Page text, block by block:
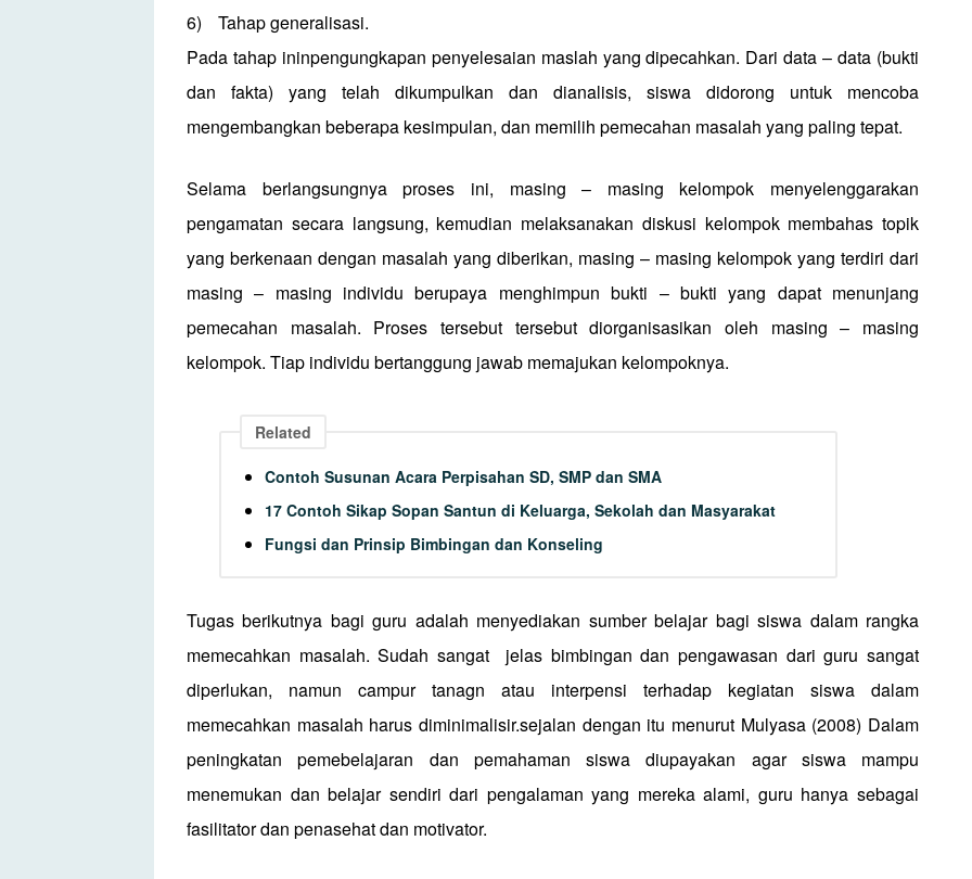
6)
Tahap generalisasi.
Pada tahap ininpengungkapan penyelesaian maslah yang dipecahkan. Dari data – data (bukti
dan fakta) yang telah dikumpulkan dan dianalisis, siswa didorong untuk mencoba
mengembangkan beberapa kesimpulan, dan memilih pemecahan masalah yang paling tepat.
Selama berlangsungnya proses ini, masing – masing kelompok menyelenggarakan
pengamatan secara langsung, kemudian melaksanakan diskusi kelompok membahas topik
yang berkenaan dengan masalah yang diberikan, masing – masing kelompok yang terdiri dari
masing – masing individu berupaya menghimpun bukti – bukti yang dapat menunjang
pemecahan masalah. Proses tersebut tersebut diorganisasikan oleh masing – masing
kelompok. Tiap individu bertanggung jawab memajukan kelompoknya.
Related
Contoh Susunan Acara Perpisahan SD, SMP dan SMA
17 Contoh Sikap Sopan Santun di Keluarga, Sekolah dan Masyarakat
Fungsi dan Prinsip Bimbingan dan Konseling
Tugas berikutnya bagi guru adalah menyediakan sumber belajar bagi siswa dalam rangka
memecahkan masalah. Sudah sangat
jelas bimbingan dan pengawasan dari guru sangat
diperlukan, namun campur tanagn atau interpensi terhadap kegiatan siswa dalam
memecahkan masalah harus diminimalisir.sejalan dengan itu menurut Mulyasa (2008) Dalam
peningkatan pemebelajaran dan pemahaman siswa diupayakan agar siswa mampu
menemukan dan belajar sendiri dari pengalaman yang mereka alami, guru hanya sebagai
fasilitator dan penasehat dan motivator.